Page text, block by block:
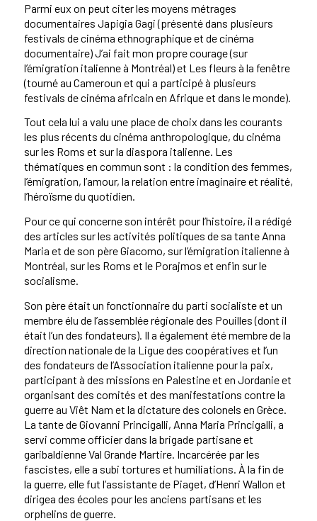
Parmi eux on peut citer les moyens métrages
documentaires Japigia Gagi (présenté dans plusieurs
festivals de cinéma ethnographique et de cinéma
documentaire) J’ai fait mon propre courage (sur
l’émigration italienne à Montréal) et Les fleurs à la fenêtre
(tourné au Cameroun et qui a participé à plusieurs
festivals de cinéma africain en Afrique et dans le monde).
Tout cela lui a valu une place de choix dans les courants
les plus récents du cinéma anthropologique, du cinéma
sur les Roms et sur la diaspora italienne. Les
thématiques en commun sont : la condition des femmes,
l’émigration, l’amour, la relation entre imaginaire et réalité,
l’héroïsme du quotidien.
Pour ce qui concerne son intérêt pour l’histoire, il a rédigé
des articles sur les activités politiques de sa tante Anna
Maria et de son père Giacomo, sur l’émigration italienne à
Montréal, sur les Roms et le Porajmos et enfin sur le
socialisme.
Son père était un fonctionnaire du parti socialiste et un
membre élu de l’assemblée régionale des Pouilles (dont il
était l’un des fondateurs). Il a également été membre de la
direction nationale de la Ligue des coopératives et l’un
des fondateurs de l’Association italienne pour la paix,
participant à des missions en Palestine et en Jordanie et
organisant des comités et des manifestations contre la
guerre au Viêt Nam et la dictature des colonels en Grèce.
La tante de Giovanni Princigalli, Anna Maria Princigalli, a
servi comme officier dans la brigade partisane et
garibaldienne Val Grande Martire. Incarcérée par les
fascistes, elle a subi tortures et humiliations. À la fin de
la guerre, elle fut l’assistante de Piaget, d’Henri Wallon et
dirigea des écoles pour les anciens partisans et les
orphelins de guerre.